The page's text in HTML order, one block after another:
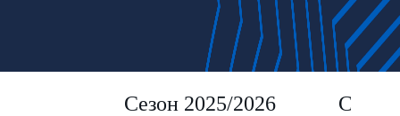
Сезон 2025/2026 Сезон